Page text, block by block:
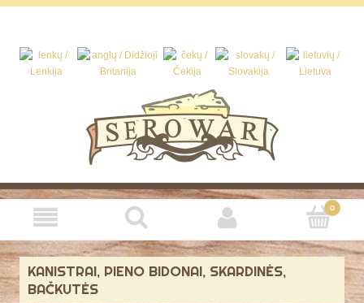
KANISTRAI, PIENO BIDONAI, SKARDINĖS,
BAČKUTĖS